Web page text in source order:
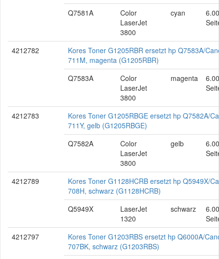
Q7581A
Color
LaserJet
3800
cyan
4212782
Kores Toner G1205RBR ersetzt hp Q7583A/
711M, magenta (G1205RBR)
Q7583A
Color
LaserJet
3800
magenta
4212783
Kores Toner G1205RBGE ersetzt hp Q7582A/
711Y, gelb (G1205RBGE)
Q7582A
Color
LaserJet
3800
gelb
4212789
Kores Toner G1128HCRB ersetzt hp Q5949X/
708H, schwarz (G1128HCRB)
Q5949X
LaserJet
1320
schwarz
4212797
Kores Toner G1203RBS ersetzt hp Q6000A/
707BK, schwarz (G1203RBS)